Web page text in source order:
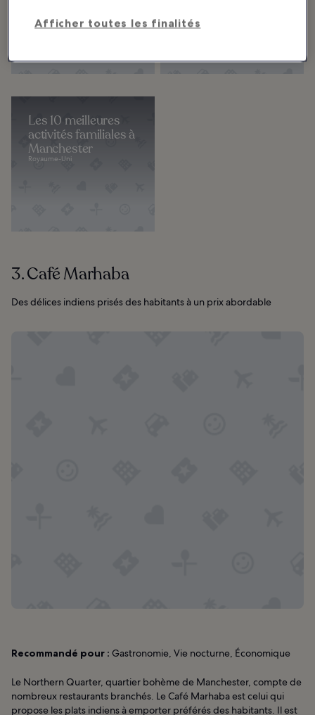
Les 10 meilleures
activités familiales à
Manchester
Royaume-Uni
3. Café Marhaba
Des délices indiens prisés des habitants à un prix abordable
Recommandé pour : Gastronomie, Vie nocturne, Économique
Le Northern Quarter, quartier bohème de Manchester, compte de
nombreux restaurants branchés. Le Café Marhaba est celui qui
propose les plats indiens à emporter préférés des habitants. Il est
Afficher toutes les finalités